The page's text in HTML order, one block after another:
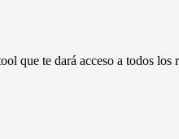
que te dará acceso a todos los